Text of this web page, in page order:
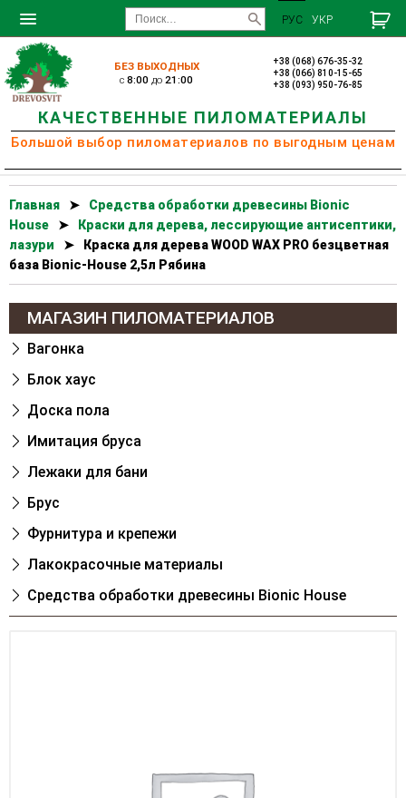
РУС УКР
БЕЗ ВЫХОДНЫХ
c8:00 до21:00
+38 (068) 676-35-32
+38 (066) 810-15-65
+38 (093) 950-76-85
КАЧЕСТВЕННЫЕ ПИЛОМАТЕРИАЛЫ
Большой выбор пиломатериалов по выгодным ценам
Главная ➤
Cредства обработки древесины Bionic
House
➤
Краски для дерева, лессирующие антисептики,
лазури
➤
Краска для дерева WOOD WAX PRO безцветная
база Bionic-House 2,5л Рябина
МАГАЗИН ПИЛОМАТЕРИАЛОВ
Вагонка
Блок хаус
Доска пола
Имитация бруса
Лежаки для бани
Брус
Фурнитура и крепежи
Лакокрасочные материалы
Cредства обработки древесины Bionic House